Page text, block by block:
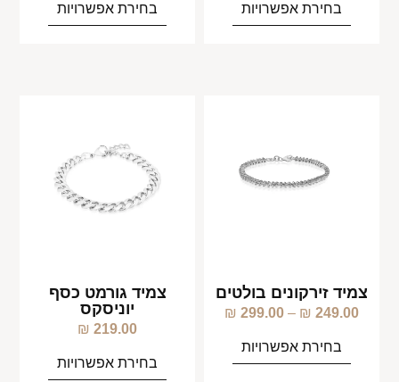
בחירת אפשרויות בחירת אפשרויות
צמיד זירקונים בולטים
249.00
₪
–
299.00
₪
בחירת אפשרויות
צמיד גורמט כסף
יוניסקס
219.00
₪
בחירת אפשרויות